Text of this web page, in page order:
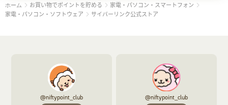
ホーム お買い物でポイントを貯める
家電・パソコン・スマートフォン
家電・パソコン・ソフトウェア
サイバーリンク公式ストア
@niftypoint_club @niftypoint_club